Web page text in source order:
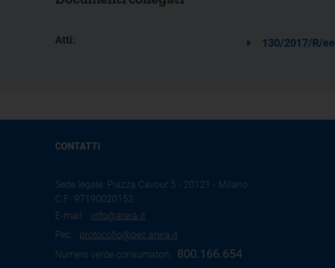
Atti: 130/2017/R/eel
CONTATTI
Sede legale: Piazza Cavour 5 - 20121 - Milano
C.F.: 97190020152
E-mail: info@arera.it
Pec: protocollo@pec.arera.it
Numero verde consumatori:
800.166.654